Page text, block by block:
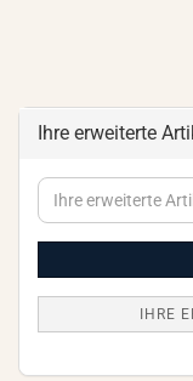
Ihre erweiterte
Ihre
erweiterte
IHRE